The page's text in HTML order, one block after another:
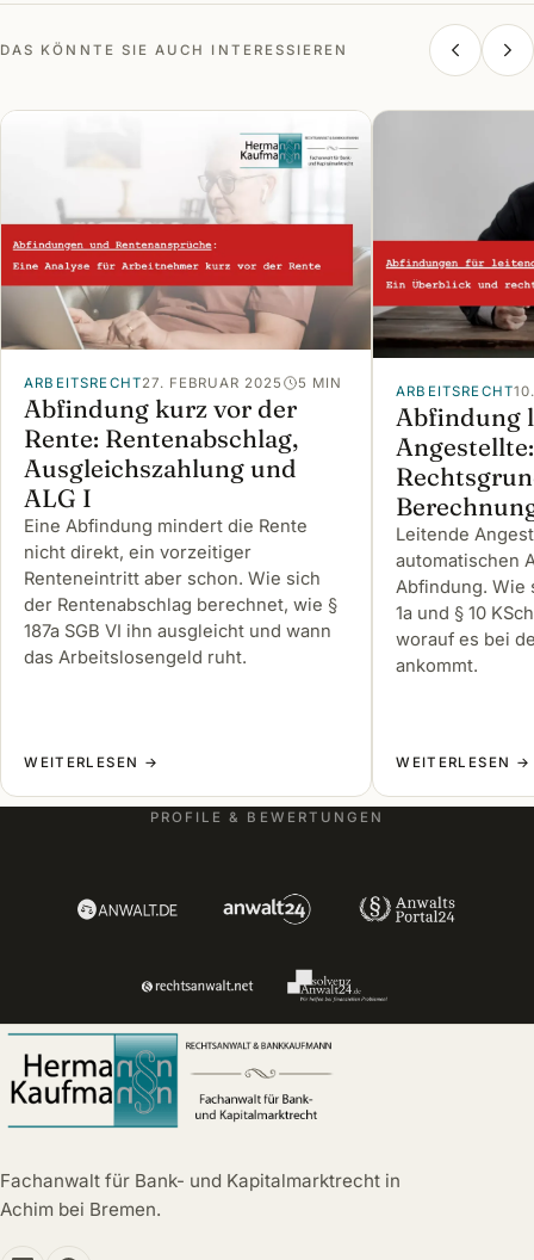
DAS KÖNNTE SIE AUCH INTERESSIEREN
ARBEITSRECHT27. FEBRUAR 2025 5 MIN
Abfindung kurz vor der
Rente: Rentenabschlag,
Ausgleichszahlung und
ALG I
Eine Abfindung mindert die Rente
nicht direkt, ein vorzeitiger
Renteneintritt aber schon. Wie sich
der Rentenabschlag berechnet, wie §
187a SGB VI ihn ausgleicht und wann
das Arbeitslosengeld ruht.
WEITERLESEN →
ARBEITSRECHT
Abfindung
Angestellte:
Leitende
automatischen
Abfindung. Wie
1a und § 10
worauf es bei
ankommt.
WEITERLESEN →
PROFILE & BEWERTUNGEN
Fachanwalt für Bank- und Kapitalmarktrecht in
Achim bei Bremen.